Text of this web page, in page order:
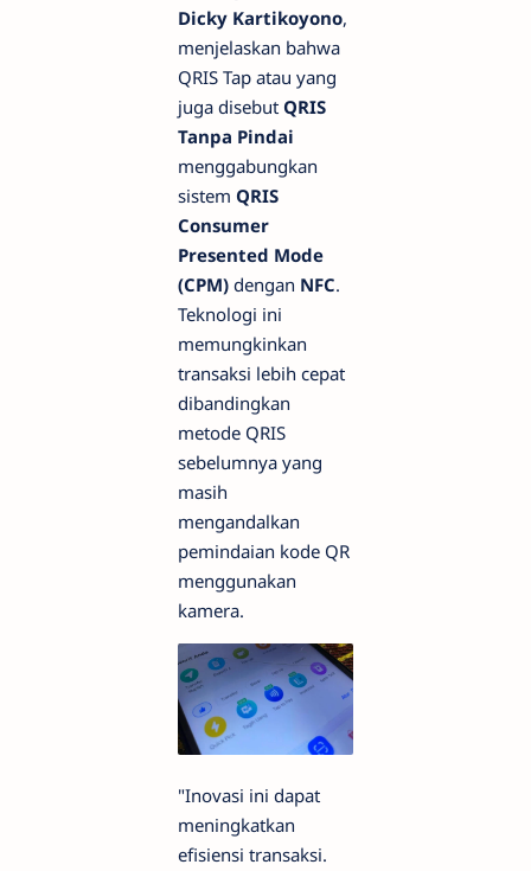
Dicky Kartikoyono,
menjelaskan bahwa
QRIS Tap atau yang
juga disebut QRIS
Tanpa Pindai
menggabungkan
sistem QRIS
Consumer
Presented Mode
(CPM) dengan NFC.
Teknologi ini
memungkinkan
transaksi lebih cepat
dibandingkan
metode QRIS
sebelumnya yang
masih
mengandalkan
pemindaian kode QR
menggunakan
kamera.
"Inovasi ini dapat
meningkatkan
efisiensi transaksi.